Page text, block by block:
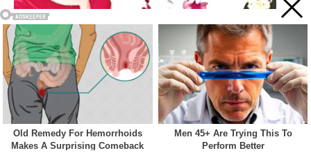
Acest site web folosește cookie-uri pentru a vă îmbunătăți
experiența. Vom presupune că sunteți de acord cu asta dacă
vă continuați navigarea.
Cookie settings ACCEPT